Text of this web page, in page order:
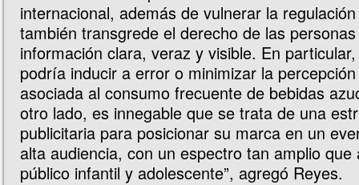
internacional, además de vulnerar la
también transgrede el derecho de las
información clara, veraz y visible. En
podría inducir a error o minimizar la
asociada al consumo frecuente de bebidas
otro lado, es innegable que se trata de una
publicitaria para posicionar su marca en un
alta audiencia, con un espectro tan amplio que
público infantil y adolescente”, agregó Reyes.